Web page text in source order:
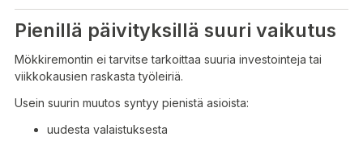
Pienillä päivityksillä suuri vaikutus
Mökkiremontin ei tarvitse tarkoittaa suuria investointeja tai
viikkokausien raskasta työleiriä.
Usein suurin muutos syntyy pienistä asioista:
uudesta valaistuksesta